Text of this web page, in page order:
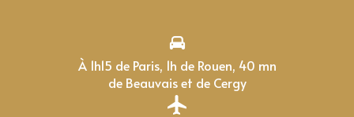
À 1h15 de Paris, 1h de Rouen, 40 mn
de Beauvais et de Cergy